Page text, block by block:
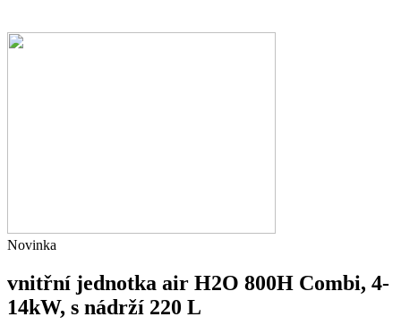
Novinka
vnitřní jednotka air H2O 800H Combi, 4-
14kW, s nádrží 220 L